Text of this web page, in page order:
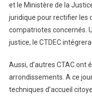
et le Ministère de la
juridique pour rectifier les
compatriotes concernés.
justice, le CTDEC
Aussi, d’autres CTAC ont
arrondissements. A ce
techniques d’accueil